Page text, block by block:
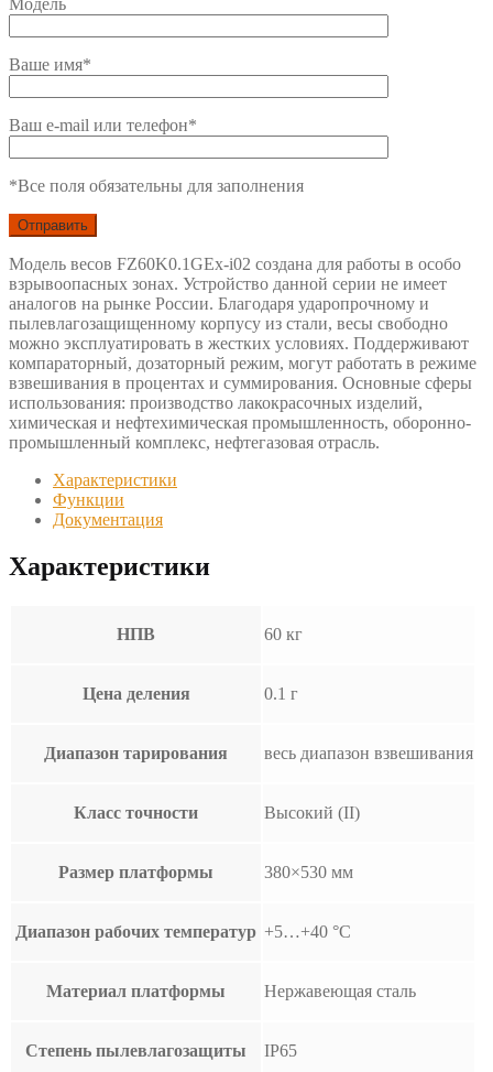
Ваше имя*
Ваш e-mail или телефон*
*Все поля обязательны для заполнения
Модель весов FZ60K0.1GEx-i02 создана для работы в особо
взрывоопасных зонах. Устройство данной серии не имеет
аналогов на рынке России. Благодаря ударопрочному и
пылевлагозащищенному корпусу из стали, весы свободно
можно эксплуатировать в жестких условиях. Поддерживают
компараторный, дозаторный режим, могут работать в режиме
взвешивания в процентах и суммирования. Основные сферы
использования: производство лакокрасочных изделий,
химическая и нефтехимическая промышленность, оборонно-
промышленный комплекс, нефтегазовая отрасль.
Характеристики
Функции
Документация
Характеристики
НПВ 60 кг
Цена деления 0.1 г
Диапазон тарирования весь диапазон взвешивания
Класс точности Высокий (II)
Размер платформы 380×530 мм
Диапазон рабочих температур +5…+40 °С
Материал платформы Нержавеющая сталь
Степень пылевлагозащиты IP65